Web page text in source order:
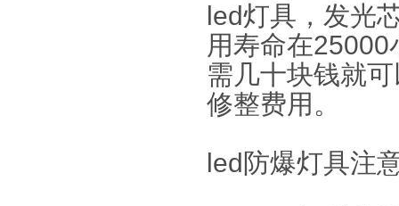
led灯具，发光
用寿命在
需几十块钱就
修整费用。
led防爆灯具注